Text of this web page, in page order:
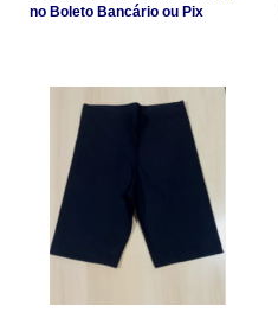
no Boleto Bancário ou Pix